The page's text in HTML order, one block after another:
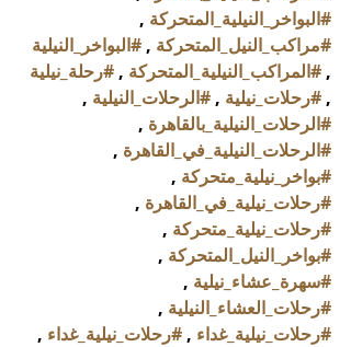
#البواخر_النيلية_المتحركة ,
#مراكب_النيل_المتحركة , #البواخر_النيلية
, #المراكب_النيلية_المتحركة , #رحلة_نيلية
, #رحلات_نيلية , #الرحلات_النيلية ,
#الرحلات_النيلية_بالقاهرة ,
#الرحلات_النيلية_في_القاهرة ,
#بواخر_نيلية_متحركة ,
#رحلات_نيلية_في_القاهرة ,
#رحلات_نيلية_متحركة ,
#بواخر_النيل_المتحركة ,
#سهرة_عشاء_نيلية ,
#رحلات_العشاء_النيلية ,
#رحلات_نيلية_غداء , #رحلات_نيلية_غداء ,